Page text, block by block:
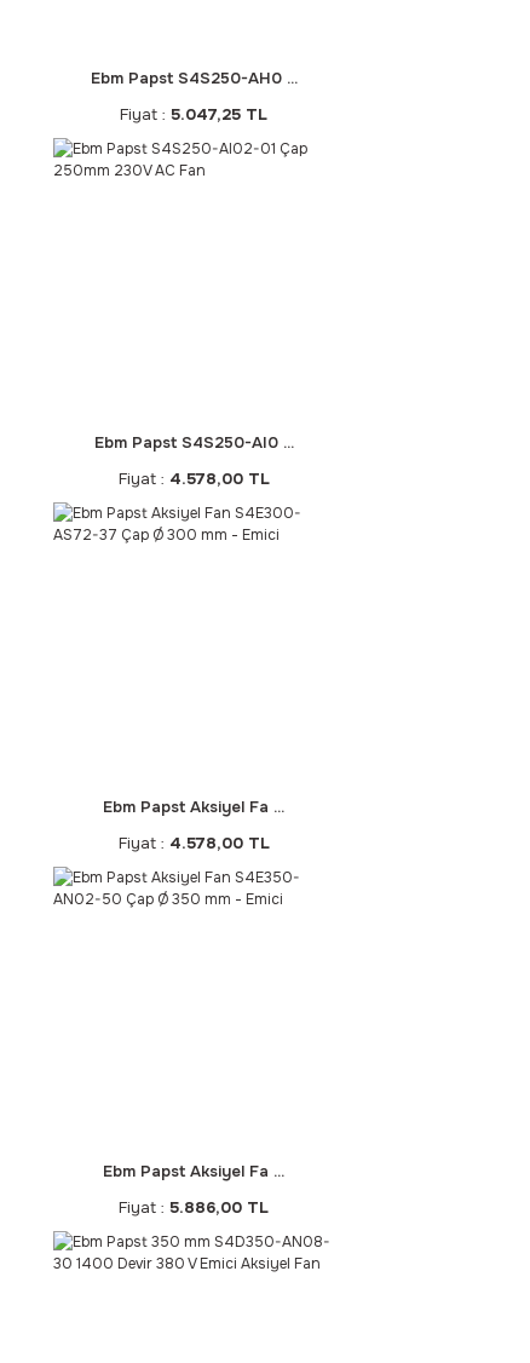
Ebm Papst S4S250-AH0 ...
Fiyat : 5.047,25 TL
Ebm Papst S4S250-AI0 ...
Fiyat : 4.578,00 TL
Ebm Papst Aksiyel Fa ...
Fiyat : 4.578,00 TL
Ebm Papst Aksiyel Fa ...
Fiyat : 5.886,00 TL